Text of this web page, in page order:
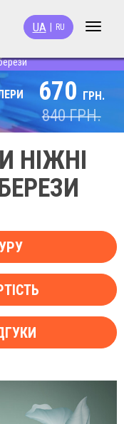
Toggle
UA RU
670 ГРН.
840ГРН.
НІЖНІ